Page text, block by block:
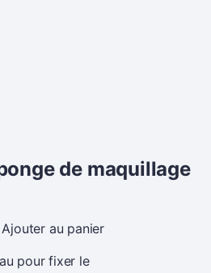
de maquillage
Ajouter au panier